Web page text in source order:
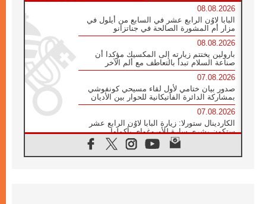
08.08.2026
البابا لاوُن الرابع عشر في السابع من أيلول في
مزار أم المشورة الصالحة في جناتزانو
08.08.2026
بارولين يختتم زيارته إلى المكسيك مؤكدا أن
صناعة السلام تبدأ بالتعاطف مع ألم الآخر
07.08.2026
صدور بيان ختامي لأول لقاء مسيحي كونفوشي
بمشاركة الدائرة الفاتيكانية للحوار بين الأديان
07.08.2026
الكاردينال ستورلا: زيارة البابا لاوُن الرابع عشر
ستكون بشرى سارة للأوروغواي بأكملها
الفاتيكان يعلن برنامج الزيارة الرسولية للبابا لاوُن